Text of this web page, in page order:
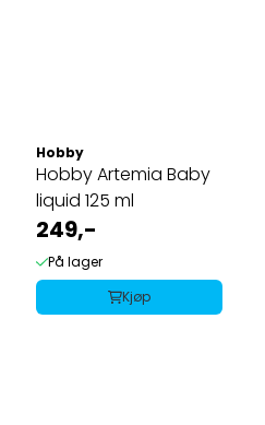
Hobby
Hobby Artemia Baby
liquid 125 ml
249,-
På lager
Kjøp